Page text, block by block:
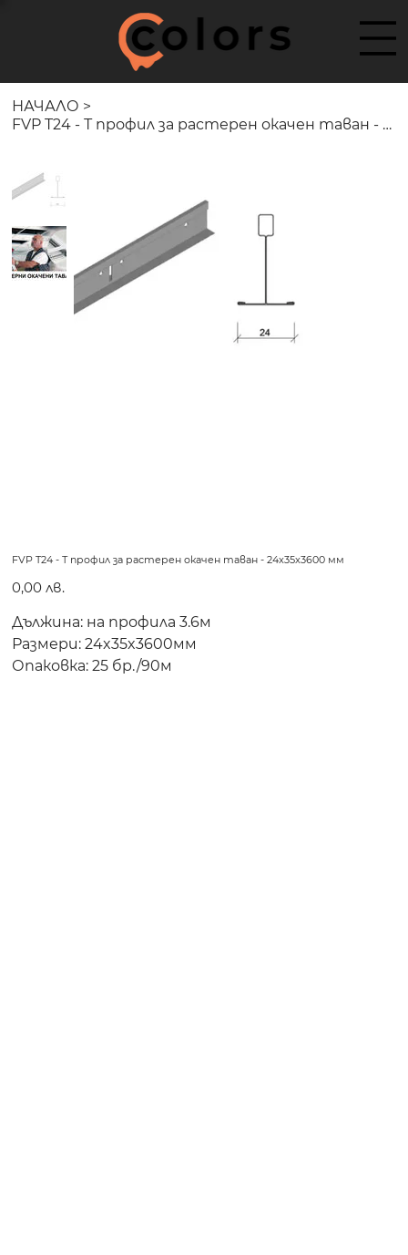
НАЧАЛО >
FVP T24 - Т профил за растерен окачен таван - 24x35x3600 мм
FVP T24 - Т профил за растерен окачен таван - 24x35x3600 мм
Цена
0,00 лв.
Дължина: на профила 3.6м
Размери: 24x35x3600мм
Опаковка: 25 бр./90м